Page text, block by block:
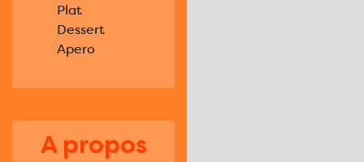
Plat
Dessert
Apero
A propos